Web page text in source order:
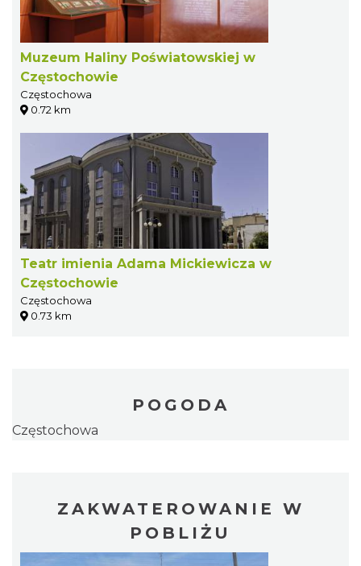
Muzeum Haliny Poświatowskiej w
Częstochowie
Częstochowa
0.72 km
Teatr imienia Adama Mickiewicza w
Częstochowie
Częstochowa
0.73 km
POGODA
Częstochowa
ZAKWATEROWANIE W
POBLIŻU